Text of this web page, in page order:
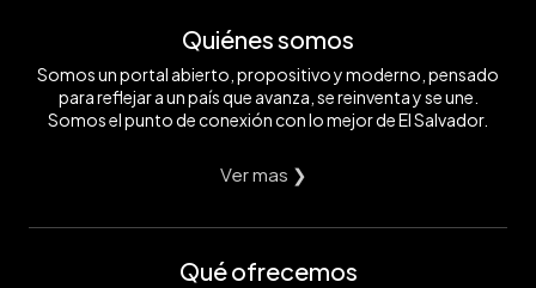
Quiénes somos
Somos un portal abierto, propositivo y moderno, pensado
para reflejar a un país que avanza, se reinventa y se une.
Somos el punto de conexión con lo mejor de El Salvador.
Ver mas ❯
Qué ofrecemos